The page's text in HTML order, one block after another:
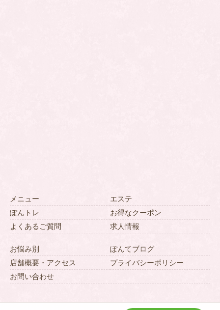
メニュー
エステ
ぽんトレ
お得なクーポン
よくあるご質問
求人情報
お悩み別
ぽんてブログ
店舗概要・アクセス
プライバシーポリシー
お問い合わせ